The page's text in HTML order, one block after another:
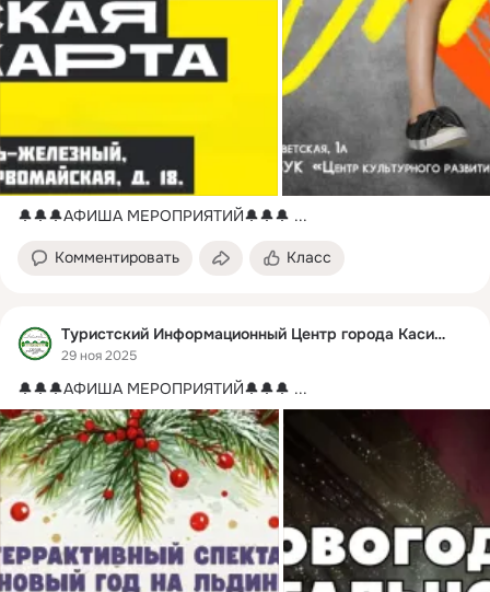
🔔🔔🔔АФИША МЕРОПРИЯТИЙ🔔🔔🔔 ...
Комментировать Класс
Туристский Информационный Центр города Касимова
29 ноя 2025
🔔🔔🔔АФИША МЕРОПРИЯТИЙ🔔🔔🔔 ...